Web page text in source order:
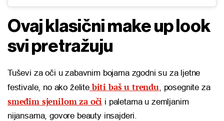
Ovaj klasični make up look
svi pretražuju
Tuševi za oči u zabavnim bojama zgodni su za ljetne
festivale, no ako želitebiti baš u trendu, posegnite za
smeđim sjenilom za oči i paletama u zemljanim
nijansama, govore beauty insajderi.